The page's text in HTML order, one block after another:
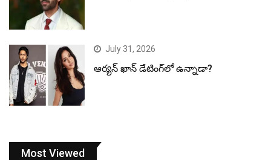
July 31, 2026
ఆర్యన్ ఖాన్ డేటింగ్‌లో ఉన్నాడా?
Most Viewed